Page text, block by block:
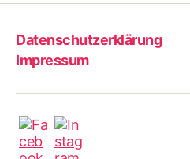
Datenschutzerklärung
Impressum